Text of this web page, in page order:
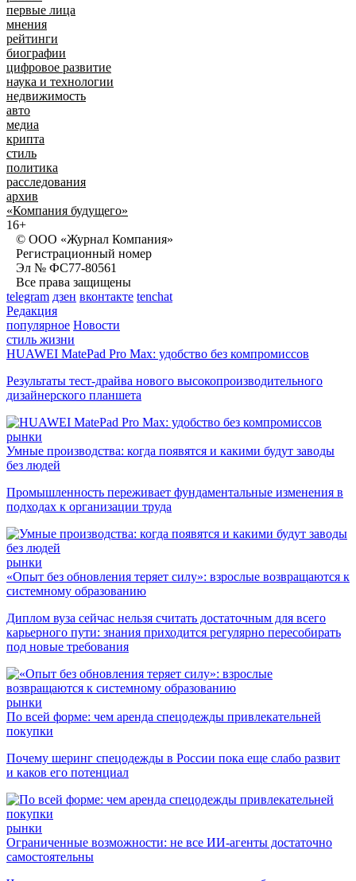
первые лица
мнения
рейтинги
биографии
цифровое развитие
наука и технологии
недвижимость
авто
медиа
крипта
стиль
политика
расследования
архив
«Компания будущего»
16+
© ООО «Журнал Компания»
Регистрационный номер
Эл № ФС77-80561
Все права защищены
telegram дзен вконтакте tenchat
Редакция
популярное Новости
стиль жизни
HUAWEI MatePad Pro Max: удобство без компромиссов
Результаты тест-драйва нового высокопроизводительного
дизайнерского планшета
рынки
Умные производства: когда появятся и какими будут заводы
без людей
Промышленность переживает фундаментальные изменения в
подходах к организации труда
рынки
«Опыт без обновления теряет силу»: взрослые возвращаются к
системному образованию
Диплом вуза сейчас нельзя считать достаточным для всего
карьерного пути: знания приходится регулярно пересобирать
под новые требования
рынки
По всей форме: чем аренда спецодежды привлекательней
покупки
Почему шеринг спецодежды в России пока еще слабо развит
и каков его потенциал
рынки
Ограниченные возможности: не все ИИ-агенты достаточно
самостоятельны